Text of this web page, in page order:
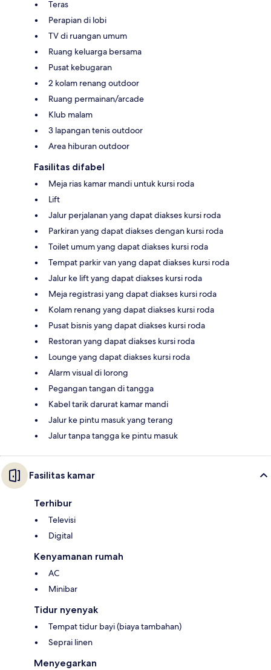
Teras
Perapian di lobi
TV di ruangan umum
Ruang keluarga bersama
Pusat kebugaran
2 kolam renang outdoor
Ruang permainan/arcade
Klub malam
3 lapangan tenis outdoor
Area hiburan outdoor
Fasilitas difabel
Meja rias kamar mandi untuk kursi roda
Lift
Jalur perjalanan yang dapat diakses kursi roda
Parkiran yang dapat diakses dengan kursi roda
Toilet umum yang dapat diakses kursi roda
Tempat parkir van yang dapat diakses kursi roda
Jalur ke lift yang dapat diakses kursi roda
Meja registrasi yang dapat diakses kursi roda
Kolam renang yang dapat diakses kursi roda
Pusat bisnis yang dapat diakses kursi roda
Restoran yang dapat diakses kursi roda
Lounge yang dapat diakses kursi roda
Alarm visual di lorong
Pegangan tangan di tangga
Kabel tarik darurat kamar mandi
Jalur ke pintu masuk yang terang
Jalur tanpa tangga ke pintu masuk
Fasilitas kamar
Terhibur
Televisi
Digital
Kenyamanan rumah
AC
Minibar
Tidur nyenyak
Tempat tidur bayi (biaya tambahan)
Seprai linen
Menyegarkan